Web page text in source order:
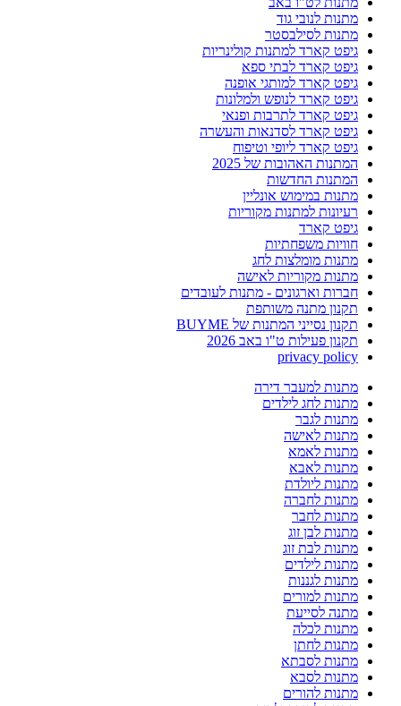
מתנות לנובי גוד
מתנות לסילבסטר
גיפט קארד למתנות קולינריות
גיפט קארד לבתי ספא
גיפט קארד למותגי אופנה
גיפט קארד לנופש ולמלונות
גיפט קארד לתרבות ופנאי
גיפט קארד לסדנאות והעשרה
גיפט קארד ליופי וטיפוח
המתנות האהובות של 2025
המתנות החדשות
מתנות במימוש אונליין
רעיונות למתנות מקוריות
גיפט קארד
חוויות משפחתיות
מתנות מומלצות לחג
מתנות מקוריות לאישה
חברות וארגונים - מתנות לעובדים
תקנון מתנה משותפת
תקנון נסייני המתנות של BUYME
תקנון פעילות ט"ו באב 2026
privacy policy
מתנות למעבר דירה
מתנות לחג לילדים
מתנות לגבר
מתנות לאישה
מתנות לאמא
מתנות לאבא
מתנות ליולדת
מתנות לחברה
מתנות לחבר
מתנות לבן זוג
מתנות לבת זוג
מתנות לילדים
מתנות לגננות
מתנות למורים
מתנה לסייעת
מתנות לכלה
מתנות לחתן
מתנות לסבתא
מתנות לסבא
מתנות להורים